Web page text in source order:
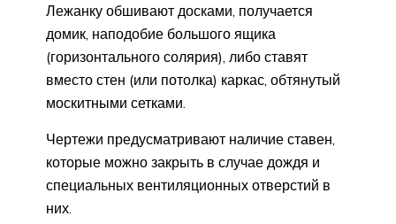
Лежанку обшивают досками, получается
домик, наподобие большого ящика
(горизонтального солярия), либо ставят
вместо стен (или потолка) каркас, обтянутый
москитными сетками.
Чертежи предусматривают наличие ставен,
которые можно закрыть в случае дождя и
специальных вентиляционных отверстий в
них.